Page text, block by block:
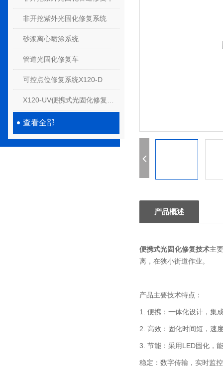
非开挖紫外光固化修复系统
砂浆离心喷涂系统
管道光固化修复车
可控点位修复系统X120-D
查看全部
产品概述
便携式光固化修复技术主
离，在狭小街道作业。
产品主要技术特点：
1. 便携：一体化设计，集
2. 高效：固化时间短，速
3. 节能：采用LED固化，
稳定：数字传输，实时监